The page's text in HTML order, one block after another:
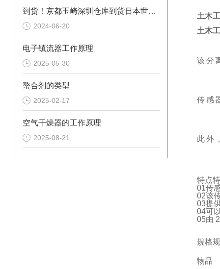
到货！京都玉崎深圳仓库到货日本世光SEKONIC光谱仪 C-800
2024-06-20
电子镇流器工作原理
2025-05-30
螯合剂的类型
2025-02-17
空气干燥器的工作原理
2025-08-21
土木
土木
该分
传感
此外
特点
01传
02该
03提
04可
05由
規格
物品